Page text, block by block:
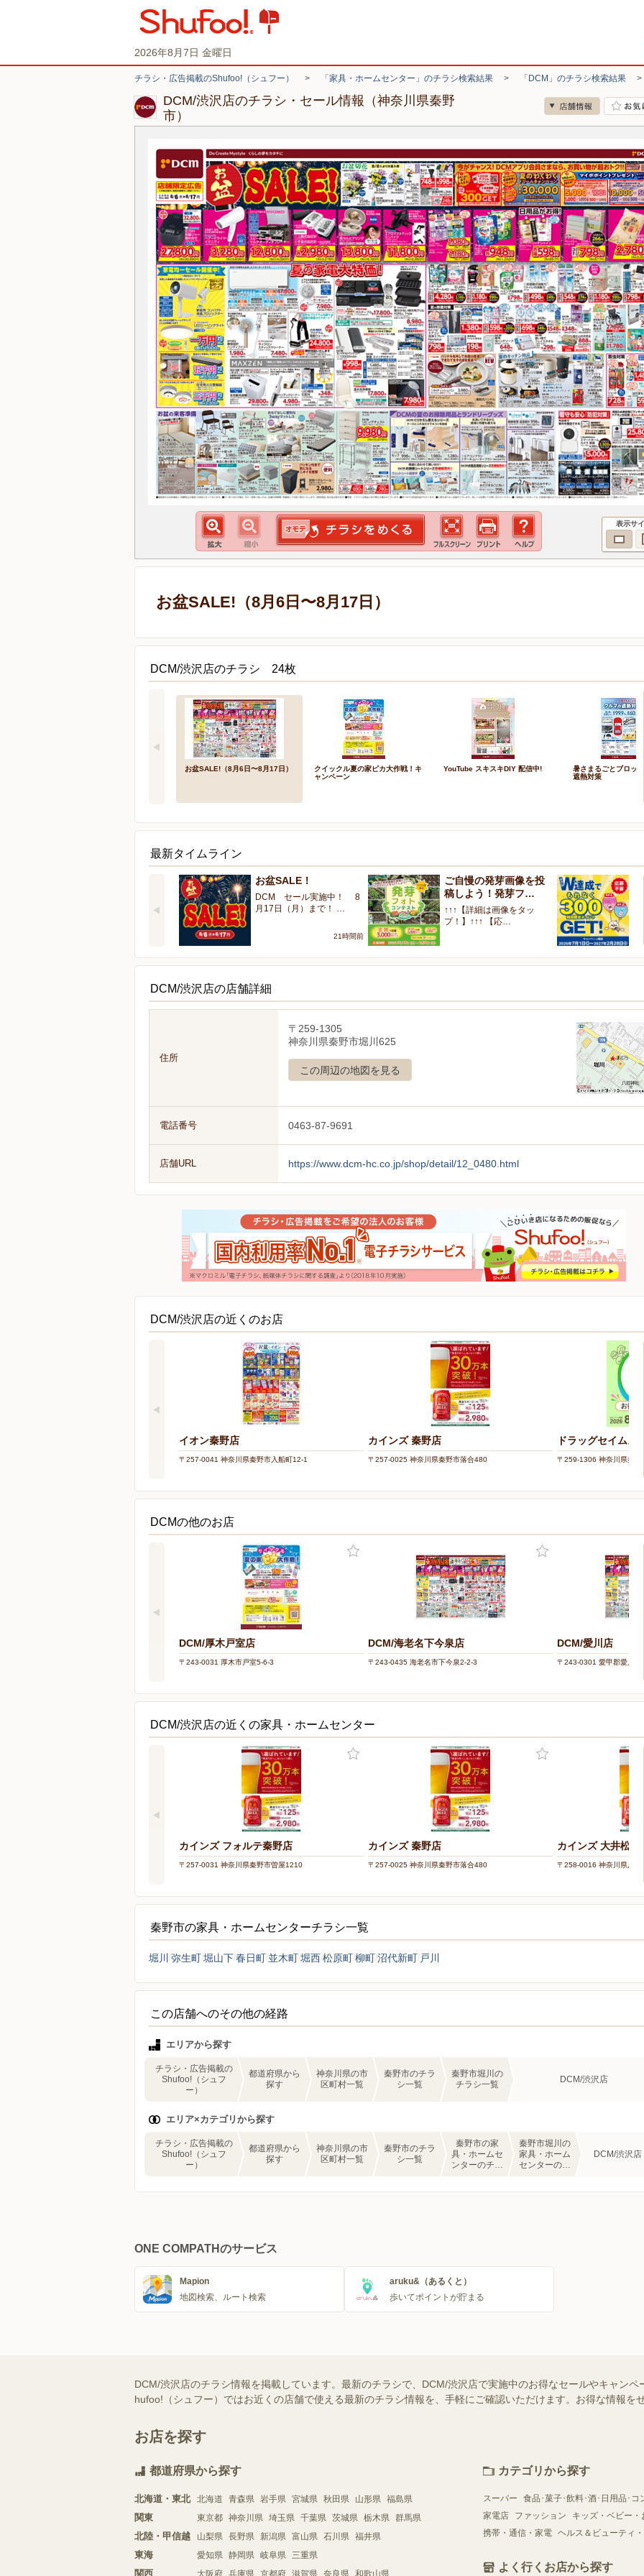
2026年8月7日 金曜日
チラシ・広告掲載のShufoo!（シュフー） > 「家具・ホームセンター」のチラシ検索結果 > 「DCM」のチラシ検索結果
DCM/渋沢店のチラシ・セール情報（神奈川県秦野
市）
表示サ
お盆SALE!（8月6日〜8月17日）
DCM/渋沢店のチラシ 24枚
お盆SALE!（8月6日〜8月17日）
クイックル夏の家ピカ大作戦！キ
ャンペーン
YouTube スキスキDIY 配信中!
暑さまるごとブロック
遮熱対策
最新タイムライン
お盆SALE！
DCM セール実施中！ 8
月17日（月）まで！ …
21時間前
ご自慢の発芽画像を投
稿しよう！発芽フ…
↑↑↑【詳細は画像をタッ
プ！】↑↑↑ 【応…
DCM/渋沢店の店舗詳細
住所
〒259-1305
神奈川県秦野市堀川625
この周辺の地図を見る
電話番号 0463-87-9691
店舗URL https://www.dcm-hc.co.jp/shop/detail/12_0480.html
DCM/渋沢店の近くのお店
イオン秦野店
〒257-0041 神奈川県秦野市入船町12-1
カインズ 秦野店
〒257-0025 神奈川県秦野市落合480
ドラッグセイムス
〒259-1306 神奈川県秦野
DCMの他のお店
DCM/厚木戸室店
〒243-0031 厚木市戸室5-6-3
DCM/海老名下今泉店
〒243-0435 海老名市下今泉2-2-3
DCM/愛川店
〒243-0301 愛甲郡愛川町
DCM/渋沢店の近くの家具・ホームセンター
カインズ フォルテ秦野店
〒257-0031 神奈川県秦野市曽屋1210
カインズ 秦野店
〒257-0025 神奈川県秦野市落合480
カインズ 大井松田店
〒258-0016 神奈川県足柄
秦野市の家具・ホームセンターチラシ一覧
堀川 弥生町堀山下春日町 並木町堀西松原町柳町沼代新町 戸川
この店舗へのその他の経路
エリアから探す
チラシ・広告掲載の
Shufoo!（シュフ
ー）
都道府県から
探す
神奈川県の市
区町村一覧
秦野市のチラ
シ一覧
秦野市堀川の
チラシ一覧
DCM/渋沢店
エリア×カテゴリから探す
チラシ・広告掲載の
Shufoo!（シュフ
ー）
都道府県から
探す
神奈川県の市
区町村一覧
秦野市のチラ
シ一覧
秦野市の家
具・ホームセ
ンターのチラ
秦野市堀川の
家具・ホーム
センターのチ
DCM/渋沢店
ONE COMPATHのサービス
Mapion
地図検索、ルート検索
aruku&（あるくと）
歩いてポイントが貯まる
DCM/渋沢店のチラシ情報を掲載しています。最新のチラシで、DCM/渋沢店で実施中のお得なセールやキャン
hufoo!（シュフー）ではお近くの店舗で使える最新のチラシ情報を、手軽にご確認いただけます。お得な情報を
お店を探す
都道府県から探す
北海道・東北 北海道 青森県 岩手県 宮城県 秋田県 山形県 福島県
関東 東京都 神奈川県 埼玉県 千葉県 茨城県 栃木県 群馬県
北陸・甲信越 山梨県 長野県 新潟県 富山県 石川県 福井県
東海 愛知県 静岡県 岐阜県 三重県
関西 大阪府 兵庫県 京都府 滋賀県 奈良県 和歌山県
カテゴリから探す
スーパー 食品･菓子･飲料･酒･日用品･コ
家電店
ファッション キッズ・ベビー・
携帯・通信・家電 ヘルス＆ビューティ
よく行くお店から探す